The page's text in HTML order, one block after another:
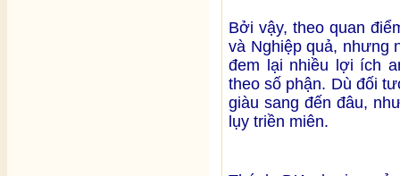
Bởi vậy, theo quan
và Nghiệp quả, nhưng
đem lại nhiều lợi ích
theo số phận. Dù đối
giàu sang đến đâu,
lụy triền miên.